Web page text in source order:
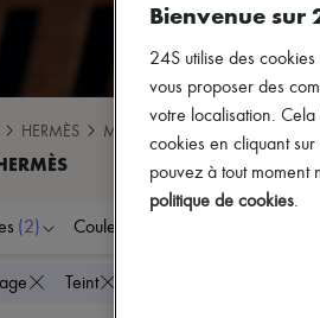
HERMÈS Maquillage
(2) Couleurs
Teint
Bienvenue sur
24S utilise des
vous proposer des
votre localisation. Cela
cookies en cliquant
pouvez à tout moment
politique de cookies.